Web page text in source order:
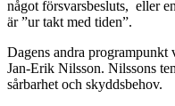
något försvarsbesluts, eller
är ”ur takt med tiden”.
Dagens andra programpunkt
Jan-Erik Nilsson. Nilssons
sårbarhet och skyddsbehov.